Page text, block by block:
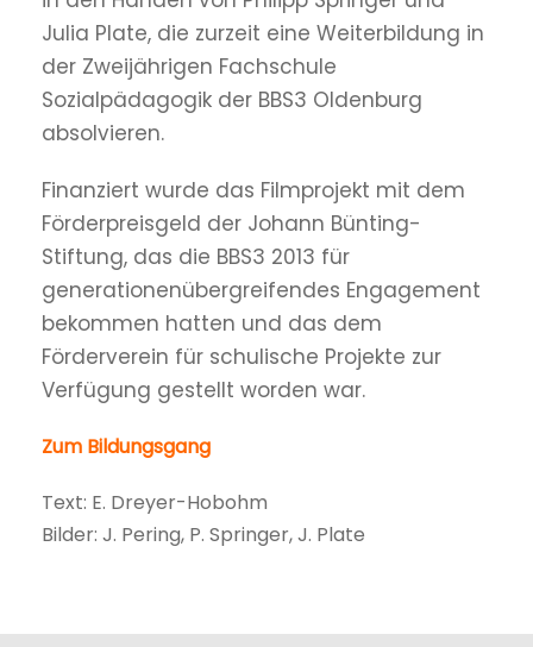
Julia Plate, die zurzeit eine Weiterbildung in
der Zweijährigen Fachschule
Sozialpädagogik der BBS3 Oldenburg
absolvieren.
Finanziert wurde das Filmprojekt mit dem
Förderpreisgeld der Johann Bünting-
Stiftung, das die BBS3 2013 für
generationenübergreifendes Engagement
bekommen hatten und das dem
Förderverein für schulische Projekte zur
Verfügung gestellt worden war.
Zum Bildungsgang
Text: E. Dreyer-Hobohm
Bilder: J. Pering, P. Springer, J. Plate